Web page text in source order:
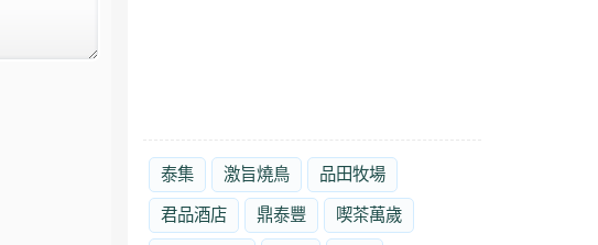
泰集 激旨燒鳥 品田牧場
君品酒店 鼎泰豐 喫茶萬歲